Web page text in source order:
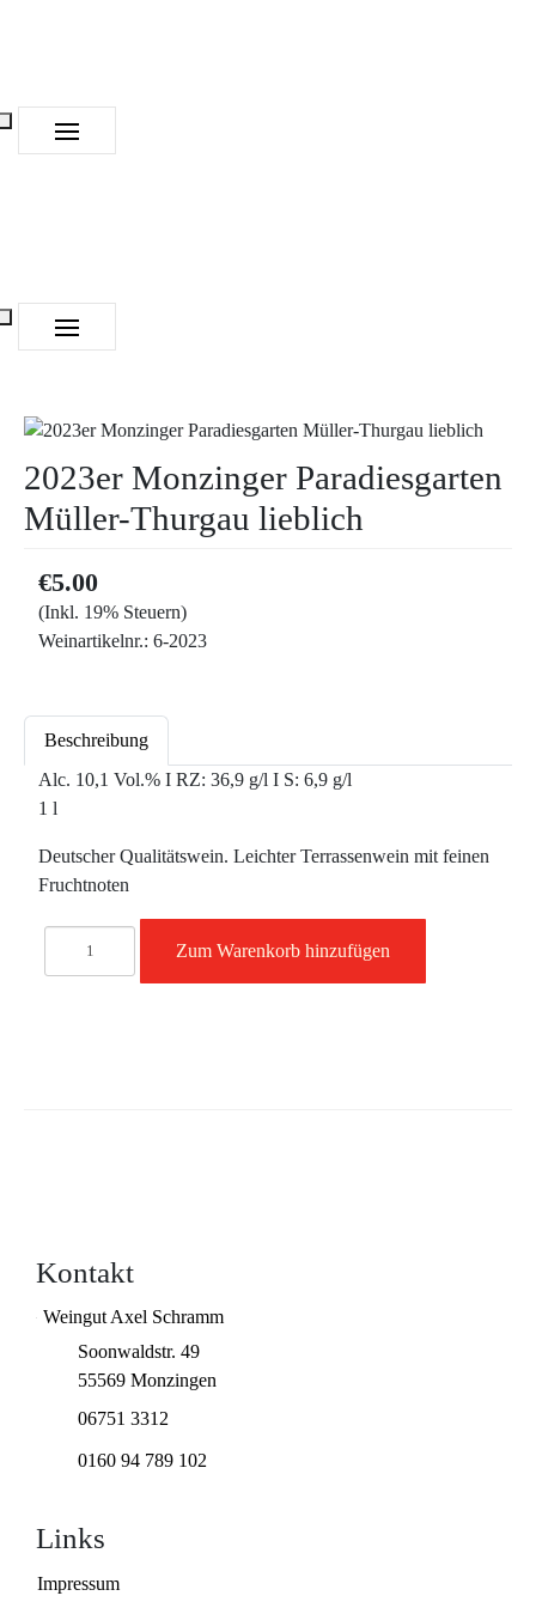
2023er Monzinger Paradiesgarten
Müller-Thurgau lieblich
€5.00
(Inkl. 19% Steuern)
Weinartikelnr.: 6-2023
Beschreibung
Alc. 10,1 Vol.% I RZ: 36,9 g/l I S: 6,9 g/l
1 l
Deutscher Qualitätswein. Leichter Terrassenwein mit feinen
Fruchtnoten
Kontakt
Weingut Axel Schramm
Soonwaldstr. 49
55569 Monzingen
06751 3312
0160 94 789 102
Links
Impressum